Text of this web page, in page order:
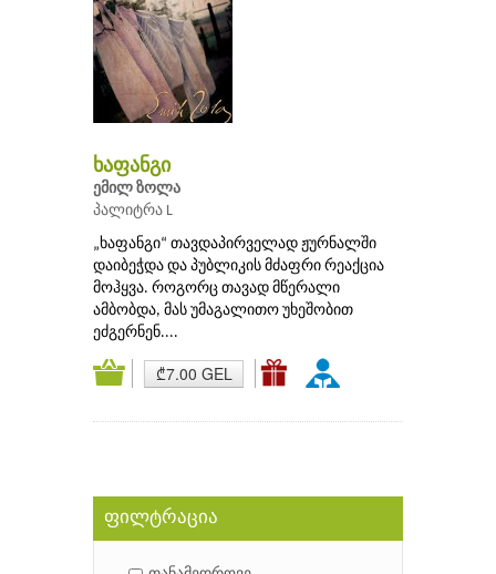
ხაფანგი
ემილ ზოლა
პალიტრა L
„ხაფანგი“ თავდაპირველად ჟურნალში
დაიბეჭდა და პუბლიკის მძაფრი რეაქცია
მოჰყვა. როგორც თავად მწერალი
ამბობდა, მას უმაგალითო უხეშობით
ეძგერნენ....
₾7.00 GEL
ფილტრაცია